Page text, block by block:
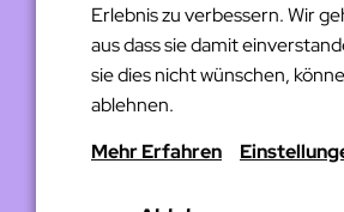
schau
Erlebnis zu verbessern. Wir
aus dass sie damit
sie dies nicht wünschen,
ablehnen.
Mehr Erfahren